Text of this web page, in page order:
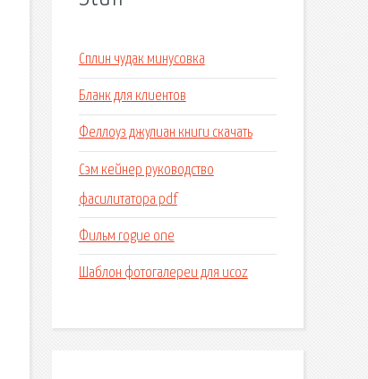
Сплин чудак минусовка
Бланк для клиентов
Феллоуз джулиан книги скачать
Сэм кейнер руководство
фасилитатора pdf
Фильм rogue one
Шаблон фотогалереи для ucoz